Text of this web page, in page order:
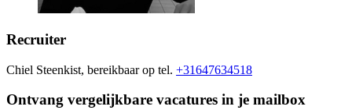
Recruiter
Chiel Steenkist, bereikbaar op tel. +31647634518
Ontvang vergelijkbare vacatures in je mailbox